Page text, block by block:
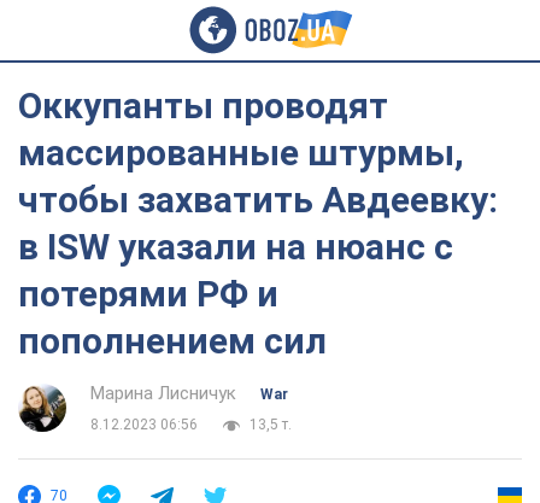
Оккупанты проводят
массированные штурмы,
чтобы захватить Авдеевку:
в ISW указали на нюанс с
потерями РФ и
пополнением сил
Марина Лисничук
War
8.12.2023 06:56
13,5 т.
70